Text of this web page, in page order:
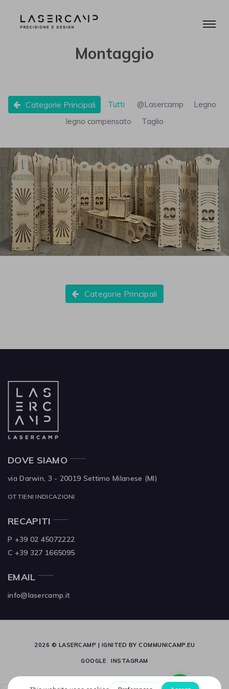
Montaggio
Categorie Principali Tutti @Lasercamp
Legno
legno compensato
Taglio
Porta bottiglie 20 Action Entertainment
@Lasercamp Legno legno compensato Montaggio
Taglio
Categorie Principali
DOVE SIAMO
via Darwin, 3 - 20019 Settimo Milanese (MI)
OTTIENI INDICAZIONI
RECAPITI
P +39 02 45072222
C +39 327 1665095
EMAIL
info@lasercamp.it
2026 © LASERCAMP | IGNITED BY COMMUNICAMP.EU
GOOGLE INSTAGRAM